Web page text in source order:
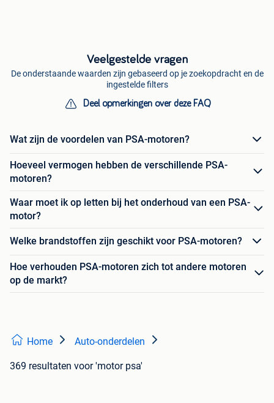
Veelgestelde vragen
De onderstaande waarden zijn gebaseerd op je zoekopdracht en de
ingestelde filters
Deel opmerkingen over deze FAQ
Wat zijn de voordelen van PSA-motoren?
Hoeveel vermogen hebben de verschillende PSA-
motoren?
Waar moet ik op letten bij het onderhoud van een PSA-
motor?
Welke brandstoffen zijn geschikt voor PSA-motoren?
Hoe verhouden PSA-motoren zich tot andere motoren
op de markt?
Home Auto-onderdelen
369 resultaten voor 'motor psa'